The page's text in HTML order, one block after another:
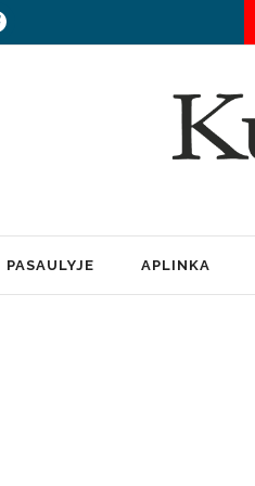
PASAULYJE APLINKA